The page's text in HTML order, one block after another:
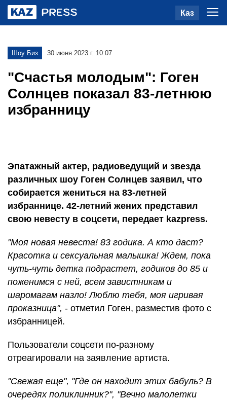
Каз
Шоу Биз 30 июня 2023 г. 10:07
"Счастья молодым": Гоген
Солнцев показал 83-летнюю
избранницу
Эпатажный актер, радиоведущий и звезда
различных шоу Гоген Солнцев заявил, что
собирается жениться на 83-летней
избраннице. 42-летний жених представил
свою невесту в соцсети, передает kazpress.
"Моя новая невеста! 83 годика. А кто даст?
Красотка и сексуальная малышка! Ждем, пока
чуть-чуть детка подрастет, годиков до 85 и
поженимся с ней, всем завистникам и
шаромагам назло! Люблю тебя, моя игривая
проказница", - отметил Гоген, разместив фото с
избранницей.
Пользователи соцсети по-разному
отреагировали на заявление артиста.
"Свежая еще", "Где он находит этих бабуль? В
очередях поликлинник?", "Вечно малолетки